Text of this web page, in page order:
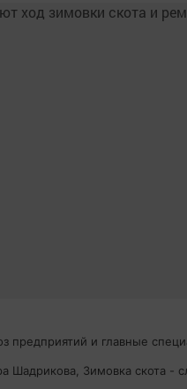
предприятий и главные
Шадрикова, Зимовка скота -